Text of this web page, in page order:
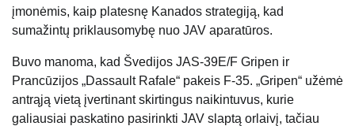
įmonėmis, kaip platesnę Kanados strategiją, kad
sumažintų priklausomybę nuo JAV aparatūros.
Buvo manoma, kad Švedijos JAS-39E/F Gripen ir
Prancūzijos „Dassault Rafale“ pakeis F-35. „Gripen“ užėmė
antrąją vietą įvertinant skirtingus naikintuvus, kurie
galiausiai paskatino pasirinkti JAV slaptą orlaivį, tačiau